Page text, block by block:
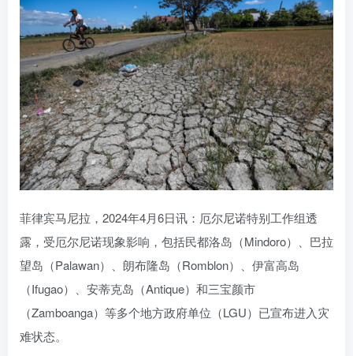
菲律宾马尼拉，2024年4月6日讯：厄尔尼诺特别工作组透
露，受厄尔尼诺现象影响，包括民都洛岛（Mindoro）、巴拉
望岛（Palawan）、朗布隆岛（Romblon）、伊富高岛
（Ifugao）、安蒂克岛（Antique）和三宝颜市
（Zamboanga）等多个地方政府单位（LGU）已宣布进入灾
难状态。